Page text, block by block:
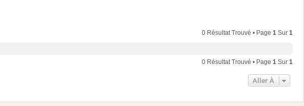
0 Résultat Trouvé • Page 1 Sur 1
0 Résultat Trouvé • Page 1 Sur 1
Aller À